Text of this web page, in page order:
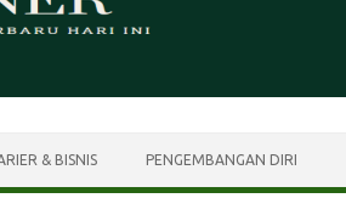
& BISNIS PENGEMBANGAN DIRI